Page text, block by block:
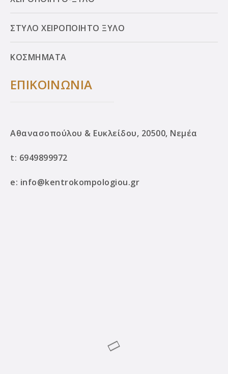
ΣΤΥΛΟ ΧΕΙΡΟΠΟΙΗΤΟ ΞΥΛΟ
ΚΟΣΜΗΜΑΤΑ
ΕΠΙΚΟΙΝΩΝΙΑ
Αθανασοπούλου & Ευκλείδου, 20500, Νεμέα
t: 6949899972
e: info@kentrokompologiou.gr